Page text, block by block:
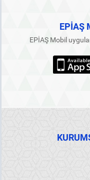
EPİAŞ
EPİAŞ Mobil